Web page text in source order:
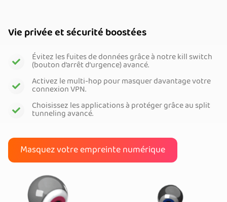
Vie privée et sécurité boostées
Évitez les fuites de données grâce à notre kill switch
(bouton d’arrêt d’urgence) avancé.
Activez le multi-hop pour masquer davantage votre
connexion VPN.
Choisissez les applications à protéger grâce au split
tunneling avancé.
Masquez votre empreinte numérique